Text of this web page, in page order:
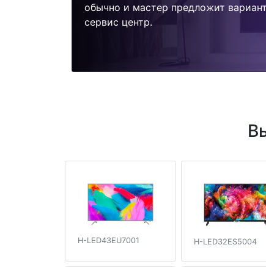
обычно и мастер предложит
сервис центр.
H-LED43EU7001 H-LED32ES5004